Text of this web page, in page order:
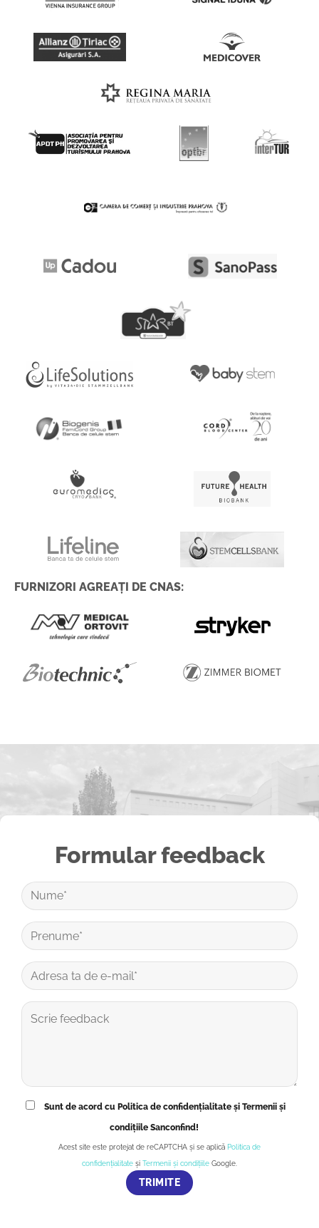
FURNIZORI AGREAȚI DE CNAS:
Formular feedback
Sunt de acord cu Politica de confidențialitate și Termenii și
condițiile Sanconfind!
Acest site este protejat de reCAPTCHA și se aplică Politica de
confidențialitate și Termenii și condițiile Google.